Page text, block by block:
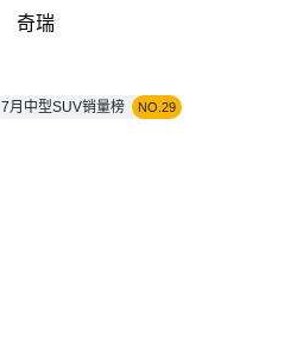
奇瑞
7月中型SUV销量榜 NO.29